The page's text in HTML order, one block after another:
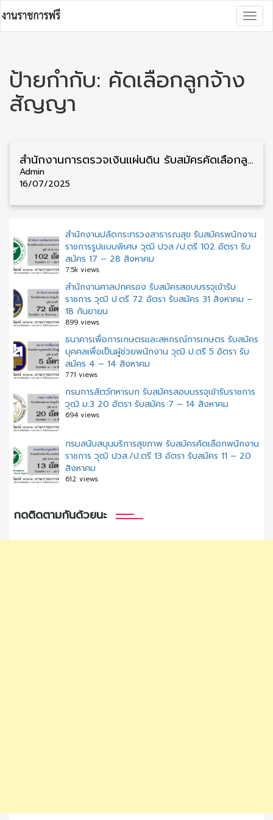
to
content
ป้ายกำกับ: คัดเลือกลูกจ้าง
สัญญา
สำนักงานการตรวจเงินแผ่นดิน รับสมัครคัดเลือกลูกจ้างสมทบ วุฒิ ปวช./ป.ตรี 18 อัตรา รับสมัคร 29 กรกฎาคม – 20 สิงหาคม
Admin
16/07/2025
สำนักงานปลัดกระทรวงสาธารณสุข รับสมัครพนักงาน
ราชการรูปแบบพิเศษ วุฒิ ปวส./ป.ตรี 102 อัตรา รับ
สมัคร 17 – 28 สิงหาคม
7.5k views
สํานักงานศาลปกครอง รับสมัครสอบบรรจุเข้ารับ
ราชการ วุฒิ ป.ตรี 72 อัตรา รับสมัคร 31 สิงหาคม –
18 กันยายน
899 views
ธนาคารเพื่อการเกษตรและสหกรณ์การเกษตร รับสมัคร
บุคคลเพื่อเป็นผู้ช่วยพนักงาน วุฒิ ป.ตรี 5 อัตรา รับ
สมัคร 4 – 14 สิงหาคม
771 views
กรมการสัตว์ทหารบก รับสมัครสอบบรรจุเข้ารับราชการ
วุฒิ ม.3 20 อัตรา รับสมัคร 7 – 14 สิงหาคม
694 views
กรมสนับสนุนบริการสุขภาพ รับสมัครคัดเลือกพนักงาน
ราชการ วุฒิ ปวส./ป.ตรี 13 อัตรา รับสมัคร 11 – 20
สิงหาคม
612 views
กดติดตามกันด้วยนะ